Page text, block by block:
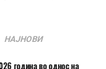
НАЈНОВИ
година во однос на